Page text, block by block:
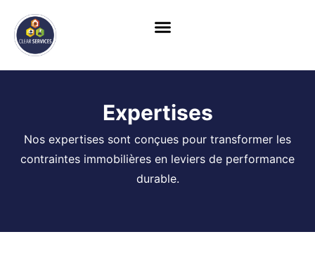
content
Expertises
Nos expertises sont conçues pour transformer les
contraintes immobilières en leviers de performance
durable.